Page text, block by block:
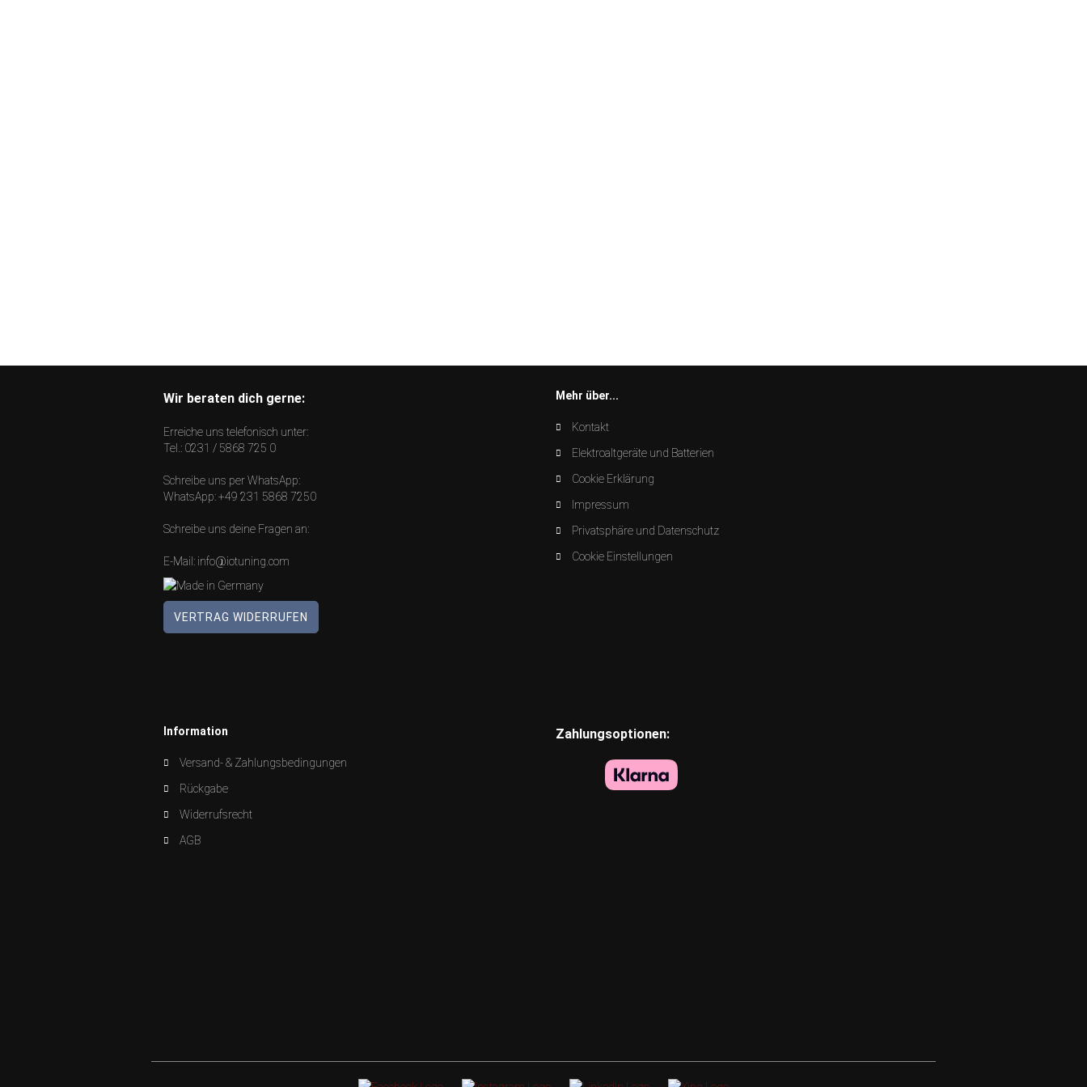
Wir beraten dich gerne:
Erreiche uns telefonisch unter:
Tel.: 0231 / 5868 725 0
Schreibe uns per WhatsApp:
WhatsApp:+49 231 5868 7250
Schreibe uns deine Fragen an:
E-Mail: info@iotuning.com
VERTRAG WIDERRUFEN
Mehr über...
Kontakt
Elektroaltgeräte und Batterien
Cookie Erklärung
Impressum
Privatsphäre und Datenschutz
Cookie Einstellungen
Information
Versand- & Zahlungsbedingungen
Rückgabe
Widerrufsrecht
AGB
Zahlungsoptionen: